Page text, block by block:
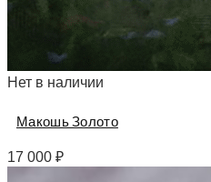
Нет в наличии
Макошь Золото
17 000 ₽